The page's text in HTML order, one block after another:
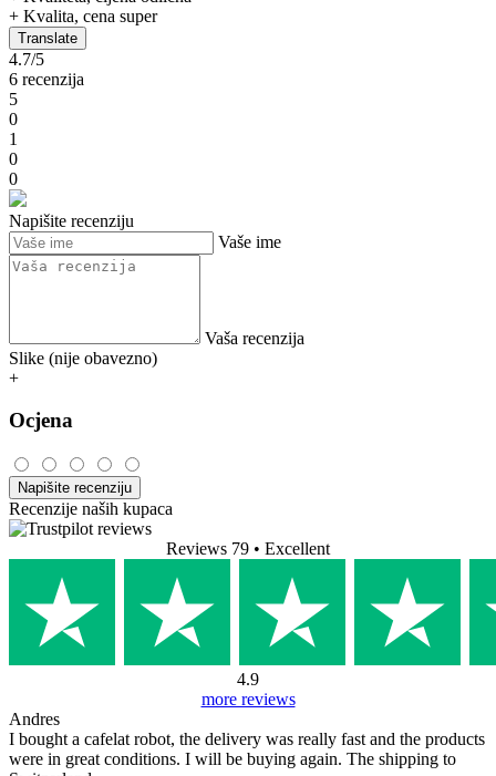
+ Kvalita, cena super
Translate
4.7/5
6 recenzija
5
0
1
0
0
Napišite recenziju
Vaše ime
Vaša recenzija
Slike (nije obavezno)
+
Ocjena
Napišite recenziju
Recenzije naših kupaca
Reviews 79 • Excellent
4.9
more reviews
Andres
I bought a cafelat robot, the delivery was really fast and the products
were in great conditions. I will be buying again. The shipping to